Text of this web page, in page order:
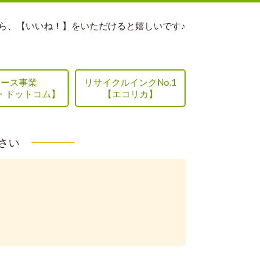
、【いいね！】をいただけると嬉しいです♪
ス事業
ドットコム】
リサイクルインクNo.1
【エコリカ】
い